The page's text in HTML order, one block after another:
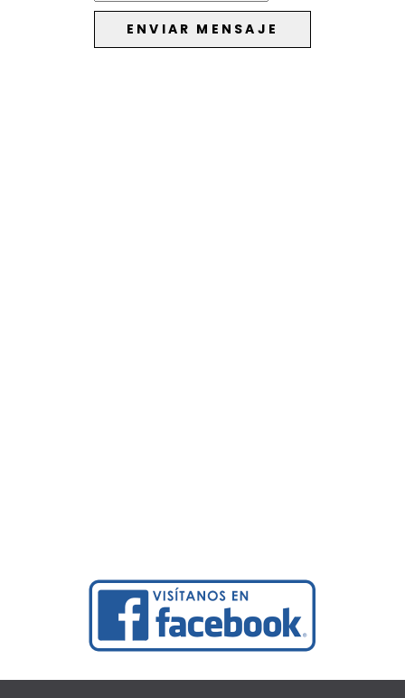
ENVIAR MENSAJE